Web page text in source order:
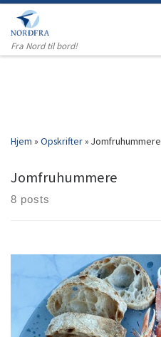
Skip to content
Fra Nord til bord!
Hjem » Opskrifter» Jomfruhummere
Jomfruhummere
8 posts